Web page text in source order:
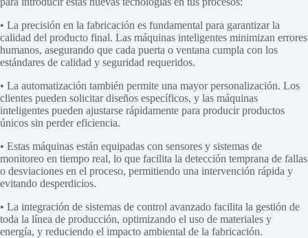
• La precisión en la fabricación es fundamental para garantizar la
calidad del producto final. Las máquinas inteligentes minimizan errores
humanos, asegurando que cada puerta o ventana cumpla con los
estándares de calidad y seguridad requeridos.
• La automatización también permite una mayor personalización. Los
clientes pueden solicitar diseños específicos, y las máquinas
inteligentes pueden ajustarse rápidamente para producir productos
únicos sin perder eficiencia.
• Estas máquinas están equipadas con sensores y sistemas de
monitoreo en tiempo real, lo que facilita la detección temprana de fallas
o desviaciones en el proceso, permitiendo una intervención rápida y
evitando desperdicios.
• La integración de sistemas de control avanzado facilita la gestión de
toda la línea de producción, optimizando el uso de materiales y
energía, y reduciendo el impacto ambiental de la fabricación.